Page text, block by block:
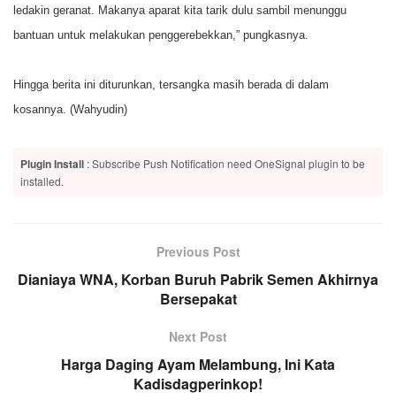
ledakin geranat. Makanya aparat kita tarik dulu sambil menunggu
bantuan untuk melakukan penggerebekkan,” pungkasnya.
Hingga berita ini diturunkan, tersangka masih berada di dalam
kosannya. (Wahyudin)
Plugin Install : Subscribe Push Notification need OneSignal plugin to be
installed.
Previous Post
Dianiaya WNA, Korban Buruh Pabrik Semen Akhirnya
Bersepakat
Next Post
Harga Daging Ayam Melambung, Ini Kata
Kadisdagperinkop!